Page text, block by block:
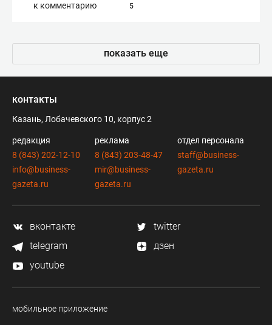
к комментарию 5
показать еще
контакты
Казань, Лобачевского 10, корпус 2
редакция
8 (843) 202-12-10
info@business-
gazeta.ru
реклама
8 (843) 203-48-47
mir@business-
gazeta.ru
отдел персонала
staff@business-
gazeta.ru
вконтакте
twitter
telegram
дзен
youtube
мобильное приложение